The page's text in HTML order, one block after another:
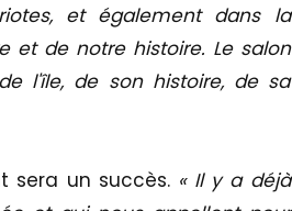
et également dans la
et de notre histoire. Le salon
l'île, de son histoire, de sa
sera un succès. « Il y a déjà